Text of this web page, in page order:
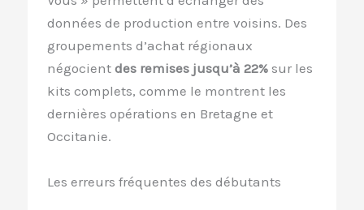
données de production entre voisins. Des
groupements d’achat régionaux
négocient des remises jusqu’à 22% sur les
kits complets, comme le montrent les
dernières opérations en Bretagne et
Occitanie.
Les erreurs fréquentes des débutants